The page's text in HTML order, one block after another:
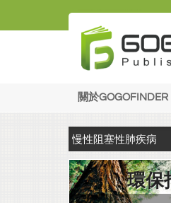
關於GOGOFINDER
環保